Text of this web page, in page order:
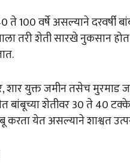
ते 100 वर्षे असल्याने दरवर्षी
तरी शेती सारखे नुकसान होत
शार युक्त जमीन तसेच मुरमाड
शेतीवर 30 ते 40 टक्के
करता येत असल्याने शाश्वत